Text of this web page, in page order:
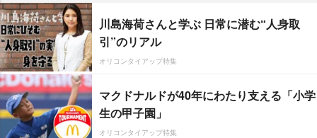
川島海荷さんと学ぶ 日常に潜む“人身取
引”のリアル
オリコンタイアップ特集
マクドナルドが40年にわたり支える「小学
生の甲子園」
オリコンタイアップ特集